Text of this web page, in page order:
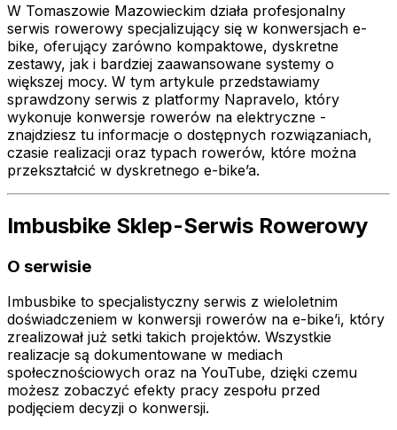
W Tomaszowie Mazowieckim działa profesjonalny
serwis rowerowy specjalizujący się w konwersjach e-
bike, oferujący zarówno kompaktowe, dyskretne
zestawy, jak i bardziej zaawansowane systemy o
większej mocy. W tym artykule przedstawiamy
sprawdzony serwis z platformy Napravelo, który
wykonuje konwersje rowerów na elektryczne -
znajdziesz tu informacje o dostępnych rozwiązaniach,
czasie realizacji oraz typach rowerów, które można
przekształcić w dyskretnego e-bike’a.
Imbusbike Sklep-Serwis Rowerowy
O serwisie
Imbusbike to specjalistyczny serwis z wieloletnim
doświadczeniem w konwersji rowerów na e-bike’i, który
zrealizował już setki takich projektów. Wszystkie
realizacje są dokumentowane w mediach
społecznościowych oraz na YouTube, dzięki czemu
możesz zobaczyć efekty pracy zespołu przed
podjęciem decyzji o konwersji.